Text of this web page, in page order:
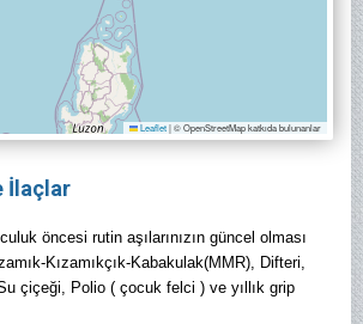
Leaflet|© OpenStreetMap katkıda bulunanlar
İlaçlar
öncesi rutin aşılarınızın güncel olması
Kızamıkçık-Kabakulak(MMR), Difteri,
çiçeği, Polio ( çocuk felci ) ve yıllık grip